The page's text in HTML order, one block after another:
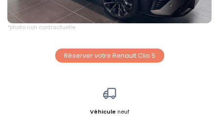
*photo non contractuelle
Réserver votre Renault Clio 5
Véhicule neuf